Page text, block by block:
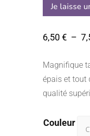
Je laisse
6,50€ –
Magnifique
épais et tout
qualité
Couleur